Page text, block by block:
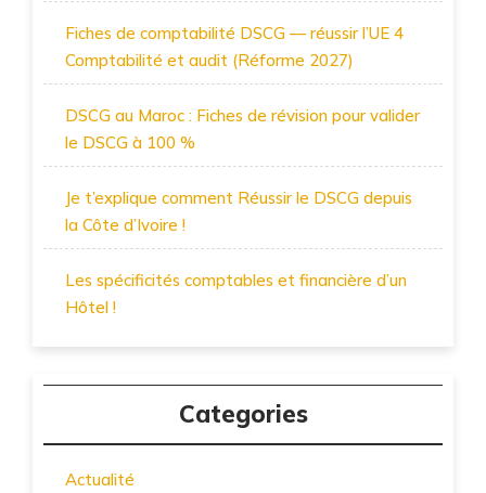
Fiches de comptabilité DSCG — réussir l’UE 4
Comptabilité et audit (Réforme 2027)
DSCG au Maroc : Fiches de révision pour valider
le DSCG à 100 %
Je t’explique comment Réussir le DSCG depuis
la Côte d’Ivoire !
Les spécificités comptables et financière d’un
Hôtel !
Categories
Actualité